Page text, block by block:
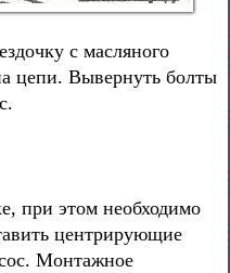
с масляного
цепи. Вывернуть болты
при этом необходимо
центрирующие
Монтажное